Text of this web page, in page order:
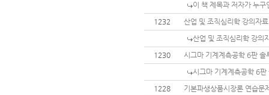
이 책 제목과 저자가 누구
1232
산업 및 조직심리학 강의자
산업 및 조직심리학 강의
1230
시그마 기계계측공학 6판 솔
시그마 기계계측공학 6
1228
기본파생상품시장론 연습문